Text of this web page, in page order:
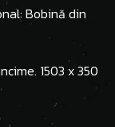
Bobină din
1503 x 350